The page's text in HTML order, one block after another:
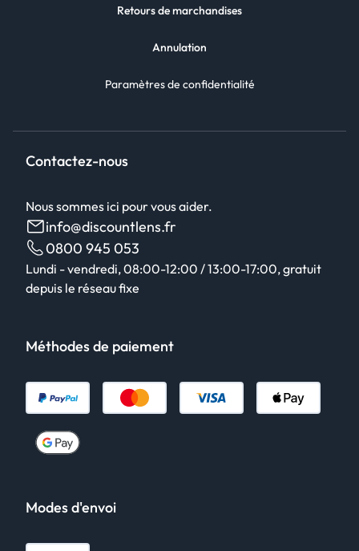
Retours de marchandises
Annulation
Paramètres de confidentialité
Contactez-nous
Nous sommes ici pour vous aider.
info@discountlens.fr
0800 945 053
Lundi - vendredi, 08:00-12:00 / 13:00-17:00, gratuit
depuis le réseau fixe
Méthodes de paiement
Modes d'envoi